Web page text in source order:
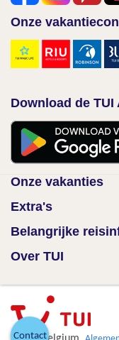
Onze
Download de TUI
Onze vakanties
Extra's
Belangrijke
Over TUI
Contact